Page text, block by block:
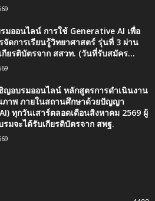
มออนไลน์ การใช้ Generative AI เพื่อ
จัดการเรียนรู้วิทยาศาสตร์ รุ่นที่ 3 ผ่าน
ยรติบัตรจาก สสวท. (วันที่รับสมัคร...
ญอบรมออนไลน์ หลักสูตรการดำเนินงาน
าพ ภายในสถานศึกษาด้วยปัญญา
ทุกวันเสาร์ตลอดเดือนสิงหาคม 2569 ผู้
รมจะได้รับเกียรติบัตรจาก สพฐ.